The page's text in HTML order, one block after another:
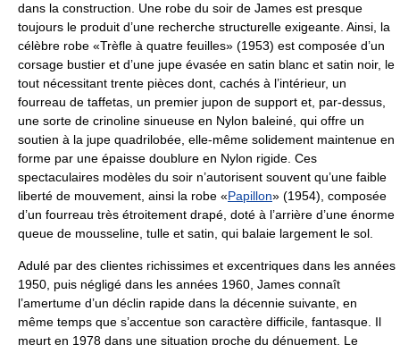
dans la construction. Une robe du soir de James est presque
toujours le produit d’une recherche structurelle exigeante. Ainsi, la
célèbre robe «Trèfle à quatre feuilles» (1953) est composée d’un
corsage bustier et d’une jupe évasée en satin blanc et satin noir, le
tout nécessitant trente pièces dont, cachés à l’intérieur, un
fourreau de taffetas, un premier jupon de support et, par-dessus,
une sorte de crinoline sinueuse en Nylon baleiné, qui offre un
soutien à la jupe quadrilobée, elle-même solidement maintenue en
forme par une épaisse doublure en Nylon rigide. Ces
spectaculaires modèles du soir n’autorisent souvent qu’une faible
liberté de mouvement, ainsi la robe «Papillon» (1954), composée
d’un fourreau très étroitement drapé, doté à l’arrière d’une énorme
queue de mousseline, tulle et satin, qui balaie largement le sol.
Adulé par des clientes richissimes et excentriques dans les années
1950, puis négligé dans les années 1960, James connaît
l’amertume d’un déclin rapide dans la décennie suivante, en
même temps que s’accentue son caractère difficile, fantasque. Il
meurt en 1978 dans une situation proche du dénuement. Le